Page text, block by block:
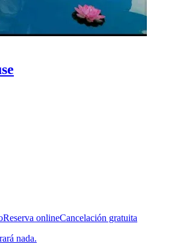
Reserva onlineCancelación gratuita
nada.